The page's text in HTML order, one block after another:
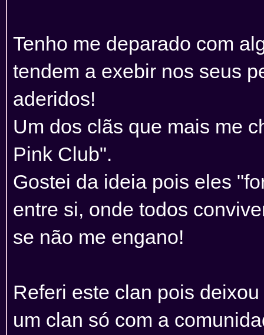
Tenho me deparado com
tendem a exebir nos seus
aderidos!
Um dos clãs que mais me
Pink Club".
Gostei da ideia pois eles
entre si, onde todos
se não me engano!
Referi este clan pois
um clan só com a